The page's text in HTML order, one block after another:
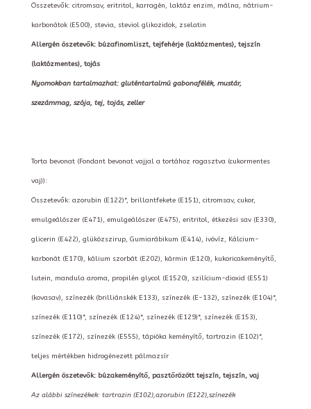
Összetevők: citromsav, eritritol, karragén, laktáz enzim, málna, nátrium-
karbonátok (E500), stevia, steviol glikozidok, zselatin
Allergén öszetevők: búzafinomliszt, tejfehérje (laktózmentes), tejszín
(laktózmentes), tojás
Nyomokban tartalmazhat: gluténtartalmú gabonafélék, mustár,
szezámmag, szója, tej, tojás, zeller
Torta bevonat (Fondant bevonat vajjal a tortához ragasztva (cukormentes
vaj)):
Összetevők: azorubin (E122)*, brillantfekete (E151), citromsav, cukor,
emulgeálószer (E471), emulgeálószer (E475), eritritol, étkezési sav (E330),
glicerin (E422), glükózszirup, Gumiarábikum (E414), ivóvíz, Kálcium-
karbonát (E170), kálium szorbát (E202), kármin (E120), kukoricakeményítő,
lutein, mandula aroma, propilén glycol (E1520), szilícium-dioxid (E551)
(kovasav), színezék (brilliánskék E133), színezék (E-132), színezék (E104)*,
színezék (E110)*, színezék (E124)*, színezék (E129)*, színezék (E153),
színezék (E172), színezék (E555), tápióka keményítő, tartrazin (E102)*,
teljes mértékben hidrogénezett pálmazsír
Allergén öszetevők: búzakeményítő, pasztőrözött tejszín, tejszín, vaj
Az alábbi színezékek: tartrazin (E102),azorubin (E122),színezék